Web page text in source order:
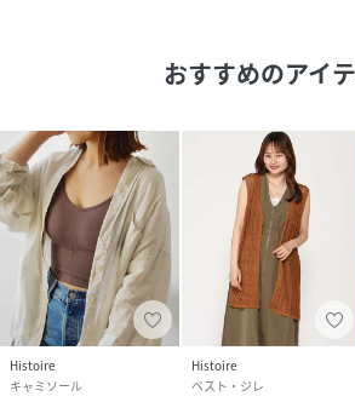
おすすめのアイ
Histoire
キャミソール
Histoire
ベスト・ジレ